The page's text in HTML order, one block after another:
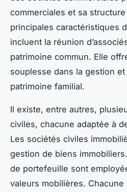
commerciales et sa
principales caractéristiques
incluent la réunion
patrimoine commun. Elle
souplesse dans la gestion
patrimoine familial.
Il existe, entre autres,
civiles, chacune adaptée à
Les sociétés civiles
gestion de biens
de portefeuille sont
valeurs mobilières.